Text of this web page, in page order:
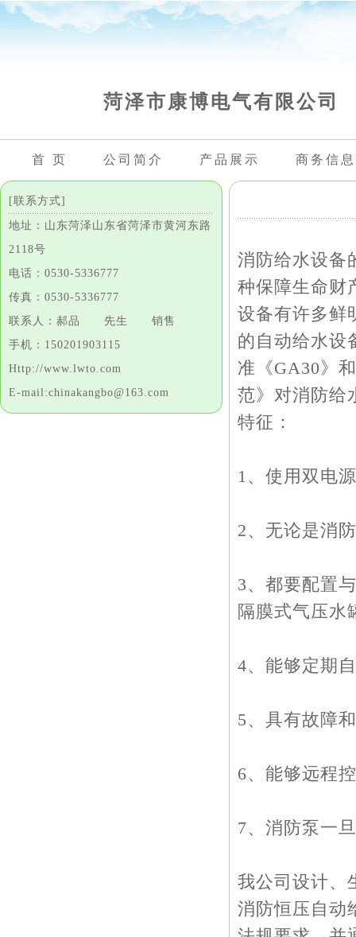
菏泽市康博电气有限公司
首 页 公司简介 产品展示 商务信息
[联系方式]
地址：山东菏泽山东省菏泽市黄河东路
2118号
电话：0530-5336777
传真：0530-5336777
联系人：郝品 先生 销售
手机：150201903115
Http://www.lwto.com
E-mail:chinakangbo@163.com
消防给水设备
种保障生命财
设备有许多鲜
的自动给水设
准《GA30》
范》对消防给
特征：
1、使用双电
2、无论是消
3、都要配置
隔膜式气压水
4、能够定期
5、具有故障
6、能够远程
7、消防泵一
我公司设计、
消防恒压自动